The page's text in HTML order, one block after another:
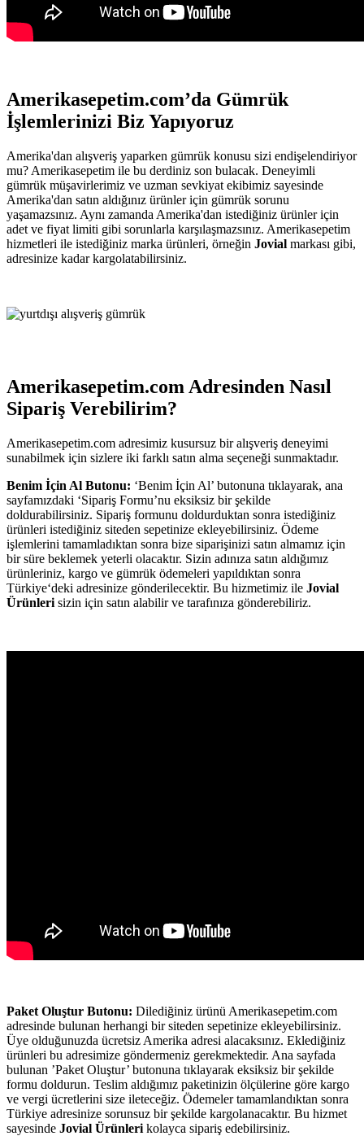
Amerikasepetim.com’da Gümrük
İşlemlerinizi Biz Yapıyoruz
Amerika'dan alışveriş yaparken gümrük konusu sizi endişelendiriyor
mu? Amerikasepetim ile bu derdiniz son bulacak. Deneyimli
gümrük müşavirlerimiz ve uzman sevkiyat ekibimiz sayesinde
Amerika'dan satın aldığınız ürünler için gümrük sorunu
yaşamazsınız. Aynı zamanda Amerika'dan istediğiniz ürünler için
adet ve fiyat limiti gibi sorunlarla karşılaşmazsınız. Amerikasepetim
hizmetleri ile istediğiniz marka ürünleri, örneğin Jovial markası gibi,
adresinize kadar kargolatabilirsiniz.
Amerikasepetim.com Adresinden Nasıl
Sipariş Verebilirim?
Amerikasepetim.com adresimiz kusursuz bir alışveriş deneyimi
sunabilmek için sizlere iki farklı satın alma seçeneği sunmaktadır.
Benim İçin Al Butonu: ‘Benim İçin Al’ butonuna tıklayarak, ana
sayfamızdaki ‘Sipariş Formu’nu eksiksiz bir şekilde
doldurabilirsiniz. Sipariş formunu doldurduktan sonra istediğiniz
ürünleri istediğiniz siteden sepetinize ekleyebilirsiniz. Ödeme
işlemlerini tamamladıktan sonra bize siparişinizi satın almamız için
bir süre beklemek yeterli olacaktır. Sizin adınıza satın aldığımız
ürünleriniz, kargo ve gümrük ödemeleri yapıldıktan sonra
Türkiye‘deki adresinize gönderilecektir. Bu hizmetimiz ile Jovial
Ürünleri sizin için satın alabilir ve tarafınıza gönderebiliriz.
Paket Oluştur Butonu: Dilediğiniz ürünü Amerikasepetim.com
adresinde bulunan herhangi bir siteden sepetinize ekleyebilirsiniz.
Üye olduğunuzda ücretsiz Amerika adresi alacaksınız. Eklediğiniz
ürünleri bu adresimize göndermeniz gerekmektedir. Ana sayfada
bulunan ’Paket Oluştur’ butonuna tıklayarak eksiksiz bir şekilde
formu doldurun. Teslim aldığımız paketinizin ölçülerine göre kargo
ve vergi ücretlerini size ileteceğiz. Ödemeler tamamlandıktan sonra
Türkiye adresinize sorunsuz bir şekilde kargolanacaktır. Bu hizmet
sayesinde Jovial Ürünleri kolayca sipariş edebilirsiniz.